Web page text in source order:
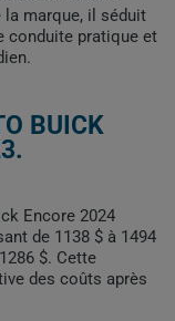
la marque, il séduit
conduite pratique et
BUICK
Encore 2024
de 1138 $ à 1494
$. Cette
des coûts après